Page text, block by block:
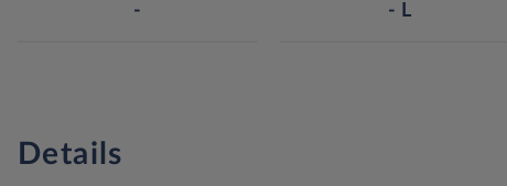
- - L
Details